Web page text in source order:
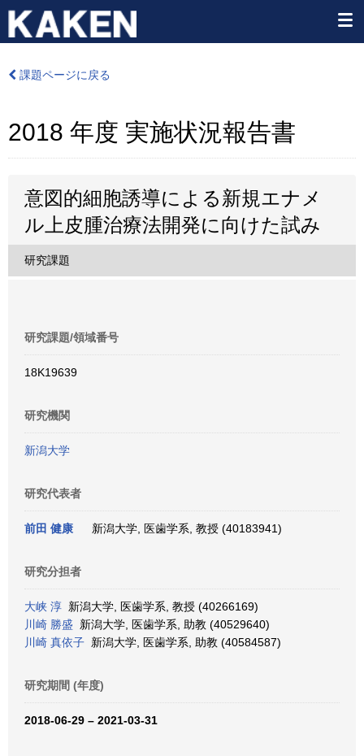
課題ページに戻る
2018 年度 実施状況報告書
意図的細胞誘導による新規エナメ
ル上皮腫治療法開発に向けた試み
研究課題
研究課題/領域番号
18K19639
研究機関
新潟大学
研究代表者
前田 健康 新潟大学, 医歯学系, 教授 (40183941)
研究分担者
大峡 淳 新潟大学, 医歯学系, 教授 (40266169)
川崎 勝盛 新潟大学, 医歯学系, 助教 (40529640)
川崎 真依子 新潟大学, 医歯学系, 助教 (40584587)
研究期間 (年度)
2018-06-29 – 2021-03-31